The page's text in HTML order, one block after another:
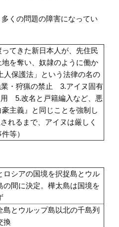
くの問題の障害になってい
てきた新日本人が、先住民
地を奪い、奴隷のように働か
人保護法」という法律の名の
・狩猟の禁止 3.アイヌ固有
5.改名と戸籍編入など、悪
主義』と同じことを強制し
れるまで、アイヌは厳しく
等）
ロシアの国境を択捉島とウル
の間に決定。樺太島は国境を
島とウルップ島以北の千島列
換